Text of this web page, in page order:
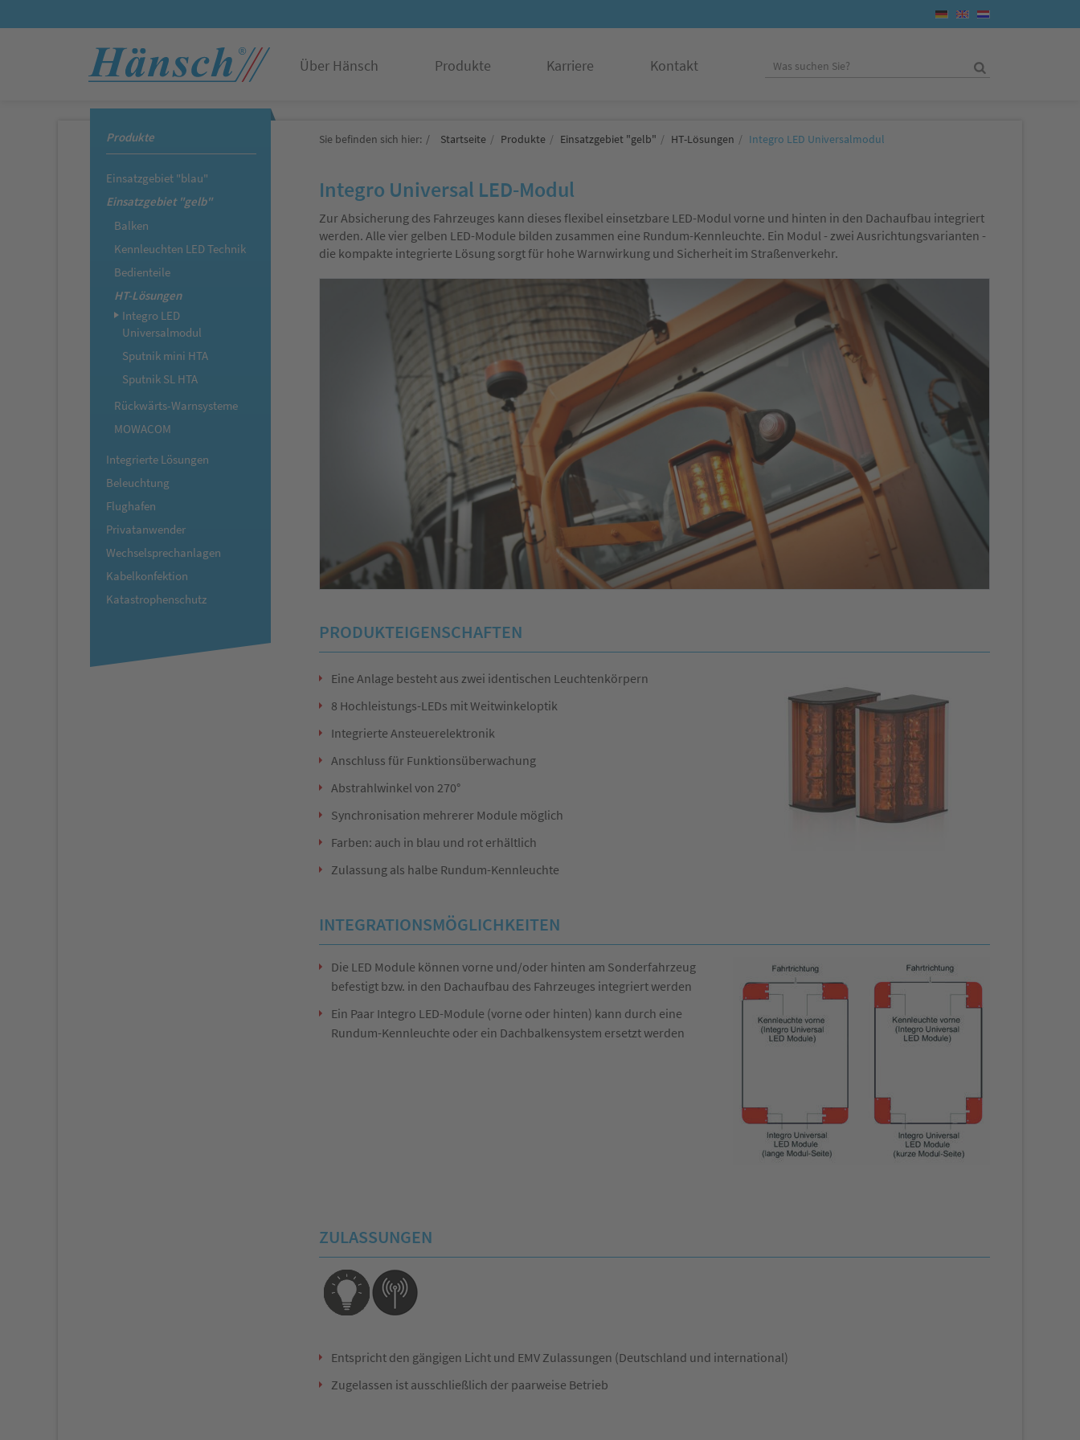
Über Hänsch Produkte Karriere Kontakt
Produkte
Einsatzgebiet "blau"
Einsatzgebiet "gelb"
Balken
Kennleuchten LED Technik
Bedienteile
HT-Lösungen
Integro LED
Universalmodul
Sputnik mini HTA
Sputnik SL HTA
Rückwärts-Warnsysteme
MOWACOM
Integrierte Lösungen
Beleuchtung
Flughafen
Privatanwender
Wechselsprechanlagen
Kabelkonfektion
Katastrophenschutz
Sie befinden sich hier: Startseite Produkte Einsatzgebiet "gelb" HT-Lösungen Integro LED Universalmodul
Integro Universal LED-Modul
Zur Absicherung des Fahrzeuges kann dieses flexibel einsetzbare LED-Modul vorne und hinten in den Dachaufbau integriert
werden. Alle vier gelben LED-Module bilden zusammen eine Rundum-Kennleuchte. Ein Modul - zwei Ausrichtungsvarianten -
die kompakte integrierte Lösung sorgt für hohe Warnwirkung und Sicherheit im Straßenverkehr.
PRODUKTEIGENSCHAFTEN
Eine Anlage besteht aus zwei identischen Leuchtenkörpern
8 Hochleistungs-LEDs mit Weitwinkeloptik
Integrierte Ansteuerelektronik
Anschluss für Funktionsüberwachung
Abstrahlwinkel von 270°
Synchronisation mehrerer Module möglich
Farben: auch in blau und rot erhältlich
Zulassung als halbe Rundum-Kennleuchte
INTEGRATIONSMÖGLICHKEITEN
Die LED Module können vorne und/oder hinten am Sonderfahrzeug
befestigt bzw. in den Dachaufbau des Fahrzeuges integriert werden
Ein Paar Integro LED-Module (vorne oder hinten) kann durch eine
Rundum-Kennleuchte oder ein Dachbalkensystem ersetzt werden
ZULASSUNGEN
Entspricht den gängigen Licht und EMV Zulassungen (Deutschland und international)
Zugelassen ist ausschließlich der paarweise Betrieb